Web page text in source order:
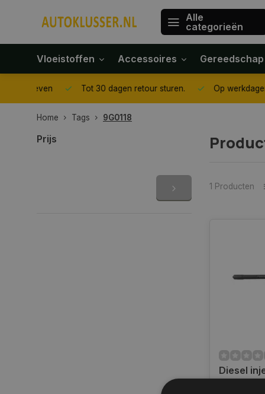
Alle
categorieën
Vloeistoffen Accessoires Gereedschap
Tot 30 dagen retour sturen. Op werkdagen voor
Home Tags 9G0118
Prijs
1 Producten
Diesel